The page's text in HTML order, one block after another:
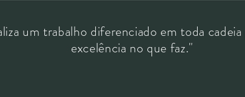
um trabalho diferenciado em toda
excelência no que faz."